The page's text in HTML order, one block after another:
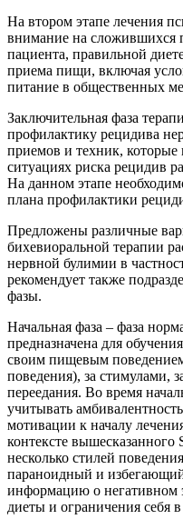
На втором этапе лечения
внимание на сложившихся
пациента, правильной
приема пищи, включая
питание в общественных
Заключительная фаза
профилактику рецидива
приемов и техник, которые
ситуациях риска рецидив
На данном этапе
плана профилактики
Предложены различные
бихевиоральной терапии
нервной булимии в
рекомендует также
фазы.
Начальная фаза – фаза
предназначена для
своим пищевым
поведения), за стимулами,
переедания. Во время
учитывать
мотивации к началу
контексте вышесказанного
несколько стилей
параноидный и
информацию о негативном
диеты и ограничения себя